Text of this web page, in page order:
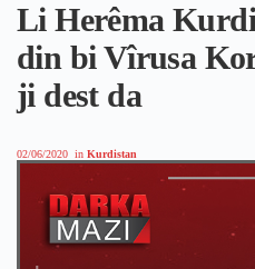
Li Herêma
din bi Vîrusa
ji dest da
02/06/2020 in Kurdistan